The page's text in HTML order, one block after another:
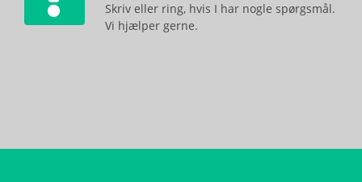
Skriv eller ring, hvis I har nogle spørgsmål.
Vi hjælper gerne.